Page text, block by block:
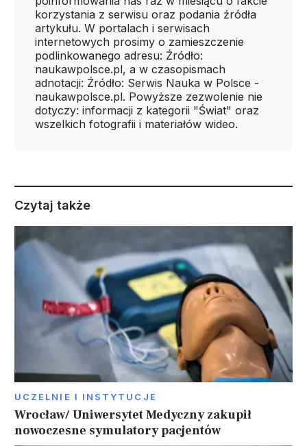
korzystania z serwisu oraz podania źródła
artykułu. W portalach i serwisach
internetowych prosimy o zamieszczenie
podlinkowanego adresu: Źródło:
naukawpolsce.pl, a w czasopismach
adnotacji: Źródło: Serwis Nauka w Polsce -
naukawpolsce.pl. Powyższe zezwolenie nie
dotyczy: informacji z kategorii "Świat" oraz
wszelkich fotografii i materiałów wideo.
Czytaj także
UCZELNIE I INSTYTUCJE
Wrocław/ Uniwersytet Medyczny zakupił
nowoczesne symulatory pacjentów